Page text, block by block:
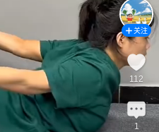
关注
112
1